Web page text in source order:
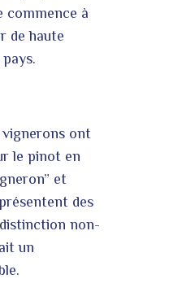
commence à
de haute
vignerons ont
le pinot en
et
des
non-
un